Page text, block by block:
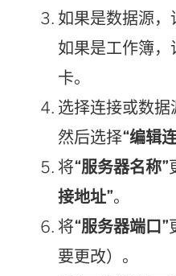
如果是数据源，
如果是工作簿，
卡。
选择连接或数据
然后选择“编辑
将“服务器名称”
接地址”。
将“服务器端口”
要更改）。